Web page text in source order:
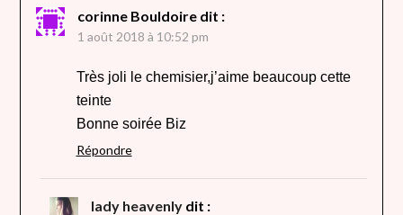
corinne Bouldoire dit :
1 août 2018 à 10:52 pm
Très joli le chemisier,j’aime beaucoup cette
teinte
Bonne soirée Biz
Répondre
lady heavenly dit :